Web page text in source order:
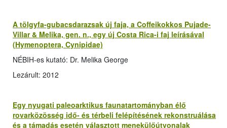
A tölgyfa-gubacsdarazsak új faja, a Coffeikokkos Pujade-
Villar & Melika, gen. n., egy új Costa Rica-i faj leírásával
(Hymenoptera, Cynipidae)
NÉBIH-es kutató: Dr. Melika George
Lezárult: 2012
Egy nyugati paleoarktikus faunatartományban élő
rovarközösség idő- és térbeli felépítésének rekonstruálása
és a támadás esetén választott menekülőútvonalak